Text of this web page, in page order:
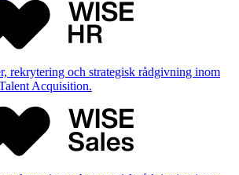
rekrytering och strategisk rådgivning inom
Acquisition.